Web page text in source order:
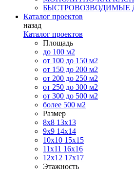
БЫСТРОВОЗВОДИМЫЕ
Каталог проектов
назад
Каталог проектов
Площадь
до 100 м2
от 100 до 150 м2
от 150 до 200 м2
от 200 до 250 м2
от 250 до 300 м2
от 300 до 500 м2
более 500 м2
Размер
8х8 13х13
9х9 14х14
10х10 15х15
11x11 16х16
12х12 17х17
Этажность